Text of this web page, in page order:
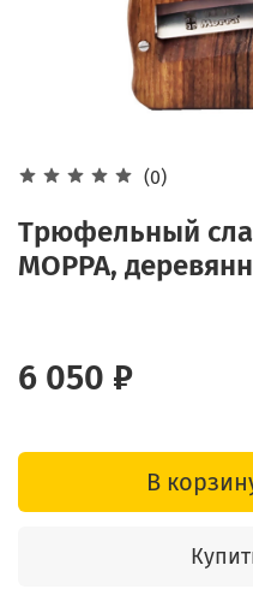
(0)
Трюфельный
МОРРА,
6 050 ₽
В